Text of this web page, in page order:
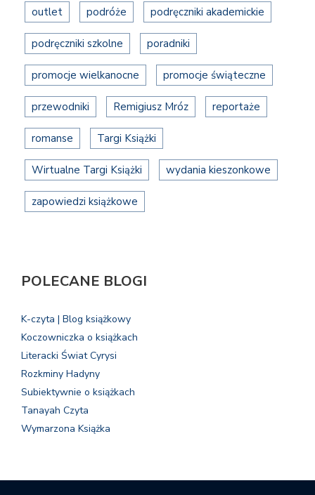
outlet podróże podręczniki akademickie
podręczniki szkolne poradniki
promocje wielkanocne promocje świąteczne
przewodniki Remigiusz Mróz reportaże
romanse Targi Książki
Wirtualne Targi Książki wydania kieszonkowe
zapowiedzi książkowe
POLECANE BLOGI
K-czyta | Blog książkowy
Koczowniczka o książkach
Literacki Świat Cyrysi
Rozkminy Hadyny
Subiektywnie o książkach
Tanayah Czyta
Wymarzona Książka